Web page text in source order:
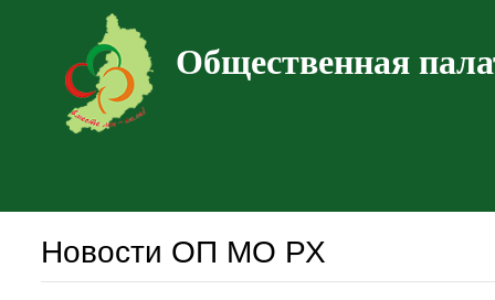
Общественная
Новости ОП МО РХ